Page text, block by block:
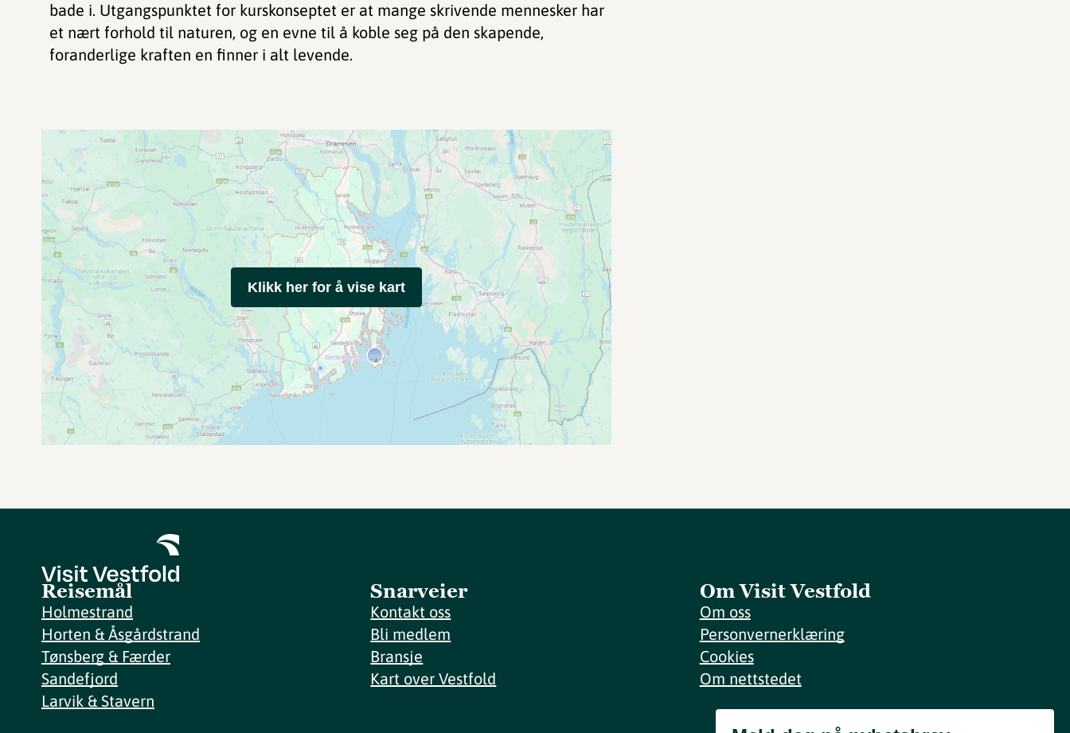
bade i. Utgangspunktet for kurskonseptet er at mange skrivende mennesker har
et nært forhold til naturen, og en evne til å koble seg på den skapende,
foranderlige kraften en finner i alt levende.
Klikk her for å vise kart
Reisemål
Holmestrand
Horten & Åsgårdstrand
Tønsberg & Færder
Sandefjord
Larvik & Stavern
Snarveier
Kontakt oss
Bli medlem
Bransje
Kart over Vestfold
Om Visit Vestfold
Om oss
Personvernerklæring
Cookies
Om nettstedet
Meld deg på nyhetsbrev